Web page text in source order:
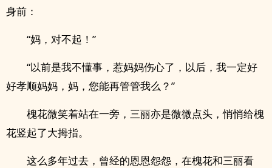
身前：
“妈，对不起！”
“以前是我不懂事，惹妈妈伤心了，以后，我一定好
好孝顺妈妈，妈，您能再管管我么？”
槐花微笑着站在一旁，三丽亦是微微点头，悄悄给槐
花竖起了大拇指。
这么多年过去，曾经的恩恩怨怨，在槐花和三丽看